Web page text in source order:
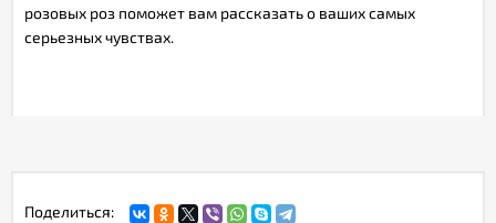
розовых роз поможет вам рассказать о ваших самых
серьезных чувствах.
Поделиться: